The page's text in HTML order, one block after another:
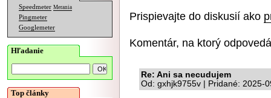
Speedmeter Merania
Pingmeter
Googlemeter
Hľadanie
Top články
Prispievajte do diskusií ako
Komentár, na ktorý
Re: Ani sa necudujem
Od: gxhjk9755v | Pridané: 2025-